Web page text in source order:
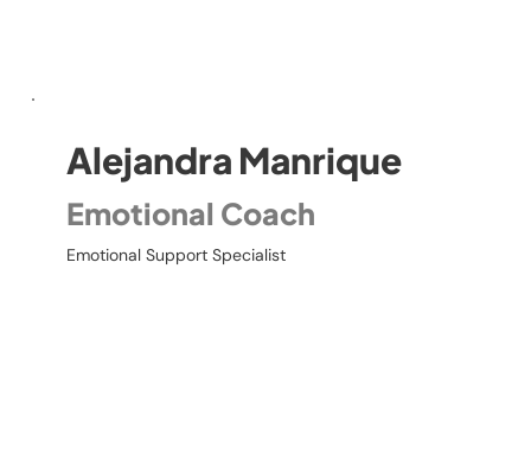
Alejandra Manrique
Emotional Coach
Emotional Support Specialist